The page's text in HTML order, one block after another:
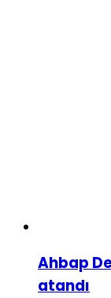
Ahbap
atandı